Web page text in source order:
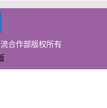
合作部版权所有